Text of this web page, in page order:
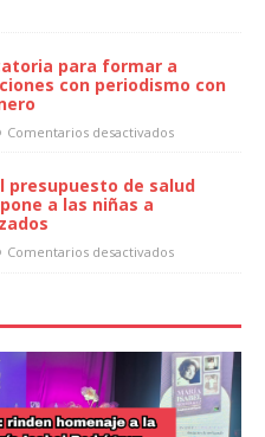
para formar a
con periodismo con
Comentarios desactivados
presupuesto de salud
a las niñas a
Comentarios desactivados